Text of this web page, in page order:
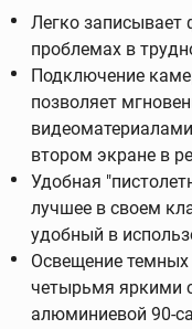
Легко записывает
проблемах в
Подключение
позволяет
втором экране в
Удобная
лучшее в своем
удобный в
Освещение темных
четырьмя яркими
алюминиевой 90-